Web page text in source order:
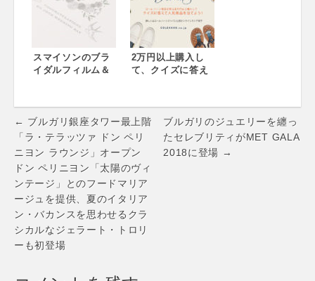
して2年目を迎え、
新作「アスコット
コレクション」を
Royal Ascot
Collection
Show
スマイソンのブラ
イダルフィルム＆
2万円以上購入し
て、クイズに答え
ン ピンチ コレクシ
ョン キャンペーン
Post
navigation
← ブルガリ銀座タワー最上階
「ラ・テラッツァ ドン ペリ
ニヨン ラウンジ」オープン
ドン ペリニヨン「太陽のヴィ
ンテージ」とのフードマリア
ージュを提供、夏のイタリア
ン・バカンスを思わせるクラ
シカルなジェラート・トロリ
ーも初登場
ブルガリのジュエリーを纏っ
たセレブリティがMET GALA
2018に登場 →